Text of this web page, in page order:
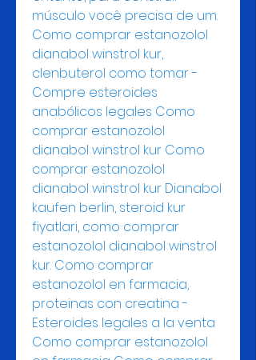
músculo você precisa de um.
Como comprar estanozolol
dianabol winstrol kur,
clenbuterol como tomar -
Compre esteroides
anabólicos legales Como
comprar estanozolol
dianabol winstrol kur Como
comprar estanozolol
dianabol winstrol kur Dianabol
kaufen berlin, steroid kur
fiyatlari, como comprar
estanozolol dianabol winstrol
kur. Como comprar
estanozolol en farmacia,
proteinas con creatina -
Esteroides legales a la venta
Como comprar estanozolol